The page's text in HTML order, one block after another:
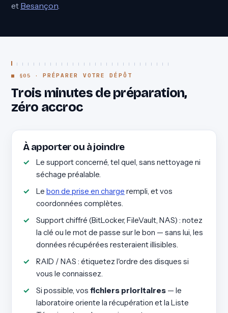
et Besançon.
PRÉPARER VOTRE DÉPÔT
Trois minutes de préparation,
zéro accroc
À apporter ou à joindre
Le support concerné, tel quel, sans nettoyage ni
séchage préalable.
Le bon de prise en charge rempli, et vos
coordonnées complètes.
Support chiffré (BitLocker, FileVault, NAS) : notez
la clé ou le mot de passe sur le bon — sans lui, les
données récupérées resteraient illisibles.
RAID / NAS : étiquetez l'ordre des disques si
vous le connaissez.
Si possible, vos fichiers prioritaires — le
laboratoire oriente la récupération et la Liste